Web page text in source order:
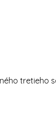
tretieho